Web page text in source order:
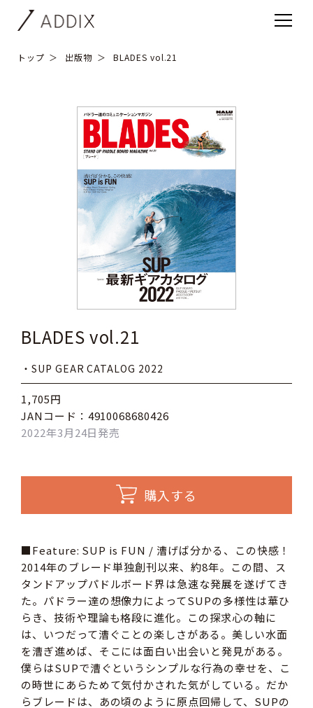
トップ 出版物 BLADES vol.21
BLADES vol.21
・SUP GEAR CATALOG 2022
1,705円
JANコード：4910068680426
2022年3月24日発売
購入する
■Feature: SUP is FUN / 漕げば分かる、この快感！
2014年のブレード単独創刊以来、約8年。この間、ス
タンドアップパドルボード界は急速な発展を遂げてき
た。パドラー達の想像力によってSUPの多様性は華ひ
らき、技術や理論も格段に進化。この探求心の軸に
は、いつだって漕ぐことの楽しさがある。美しい水面
を漕ぎ進めば、そこには面白い出会いと発見がある。
僕らはSUPで漕ぐというシンプルな行為の幸せを、こ
の時世にあらためて気付かされた気がしている。だか
らブレードは、あの頃のように原点回帰して、SUPの